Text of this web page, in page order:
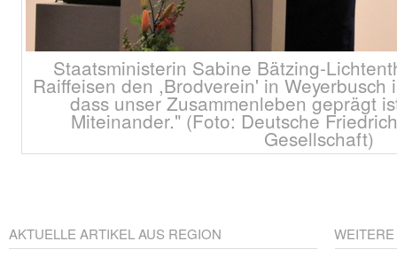
Staatsministerin Sabine Bätzing-
Raiffeisen den ,Brodverein' in
dass unser Zusammenleben geprägt
Miteinander." (Foto: Deutsche
Gesellschaft)
AKTUELLE ARTIKEL AUS REGION